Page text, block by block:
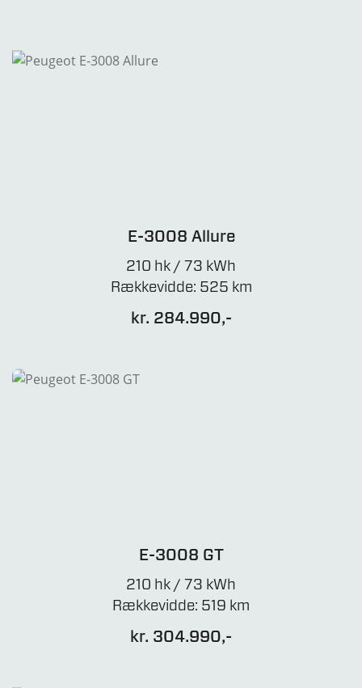
E-3008 Allure
210 hk / 73 kWh
Rækkevidde: 525 km
kr. 284.990,-
E-3008 GT
210 hk / 73 kWh
Rækkevidde: 519 km
kr. 304.990,-